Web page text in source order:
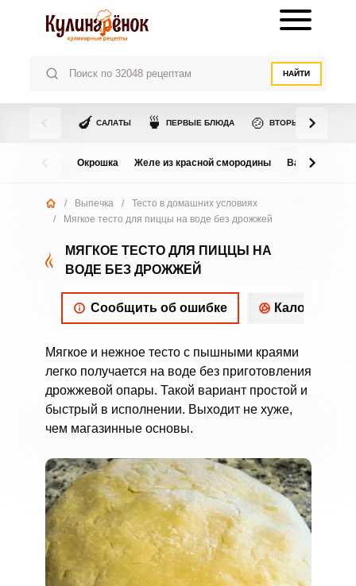
НАЙТИ
🍆 САЛАТЫ 🍵 ПЕРВЫЕ БЛЮДА 🍲 ВТОРЫЕ БЛЮДА
Окрошка Желе из красной смородины Варенье из
/ Выпечка /
Тесто в домашних условиях
/
Мягкое тесто для пиццы на воде без дрожжей
МЯГКОЕ ТЕСТО ДЛЯ ПИЦЦЫ НА
ВОДЕ БЕЗ ДРОЖЖЕЙ
Сообщить об ошибке
Мягкое и нежное тесто с пышными краями
легко получается на воде без приготовления
дрожжевой опары. Такой вариант простой и
быстрый в исполнении. Выходит не хуже,
чем магазинные основы.